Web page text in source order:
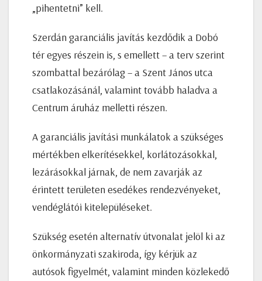
„pihentetni” kell.
Szerdán garanciális javítás kezdődik a Dobó
tér egyes részein is, s emellett – a terv szerint
szombattal bezárólag – a Szent János utca
csatlakozásánál, valamint tovább haladva a
Centrum áruház melletti részen.
A garanciális javítási munkálatok a szükséges
mértékben elkerítésekkel, korlátozásokkal,
lezárásokkal járnak, de nem zavarják az
érintett területen esedékes rendezvényeket,
vendéglátói kitelepüléseket.
Szükség esetén alternatív útvonalat jelöl ki az
önkormányzati szakiroda, így kérjük az
autósok figyelmét, valamint minden közlekedő